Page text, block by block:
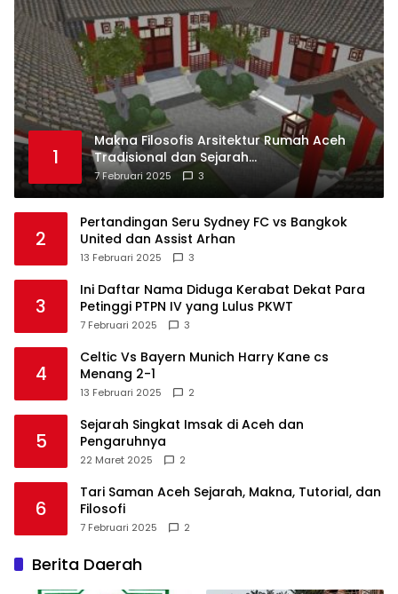
1
Makna Filosofis Arsitektur Rumah Aceh
Tradisional dan Sejarah
Perkembangannya
7 Februari 2025 3
2
Pertandingan Seru Sydney FC vs Bangkok
United dan Assist Arhan
13 Februari 2025 3
3
Ini Daftar Nama Diduga Kerabat Dekat Para
Petinggi PTPN IV yang Lulus PKWT
7 Februari 2025 3
4
Celtic Vs Bayern Munich Harry Kane cs
Menang 2-1
13 Februari 2025 2
5
Sejarah Singkat Imsak di Aceh dan
Pengaruhnya
22 Maret 2025 2
6
Tari Saman Aceh Sejarah, Makna, Tutorial, dan
Filosofi
7 Februari 2025 2
Berita Daerah